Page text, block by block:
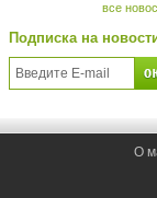
все
Подписка на
О